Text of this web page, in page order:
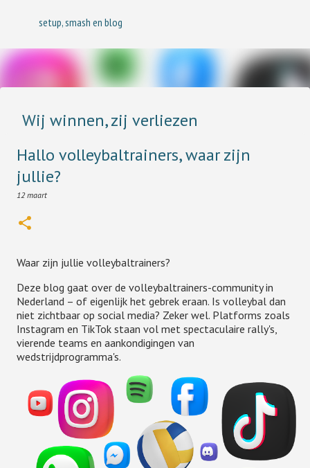
Doorgaan naar hoofdcontent
setup, smash en blog
Wij winnen, zij verliezen
Ooit bestudeerde ik psychologie en één van de mooist
klinkende theorieën vond ik de fundamentele attributiefout .
Dat klinkt alsof het een theorie dat scheidsrechters altijd
fundamenteel de fout in gaan, maar het staat voor iets heel
Hallo volleybaltrainers, waar zijn
jullie?
12 maart
Waar zijn jullie volleybaltrainers?
Deze blog gaat over de volleybaltrainers-community in
Nederland – of eigenlijk het gebrek eraan. Is volleybal dan
niet zichtbaar op social media? Zeker wel. Platforms zoals
Instagram en TikTok staan vol met spectaculaire rally's,
vierende teams en aankondigingen van
wedstrijdprogramma's.